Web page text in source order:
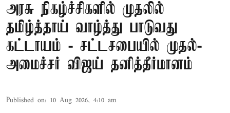
அரசு நிகழ்ச்சிகளில் முதலில்
தமிழ்த்தாய் வாழ்த்து பாடுவது
கட்டாயம் - சட்டசபையில் முதல்-
அமைச்சர் விஜய் தனித்தீர்மானம்
Published on: 10 Aug 2026, 4:10 am